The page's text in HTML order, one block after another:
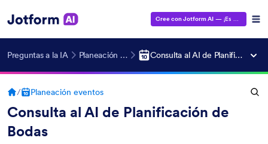
Cree con Jotform AI — ¡Es gratis!
Preguntas a la IA Planeación eventos Consulta al AI de Planificación de Bodas
/ Planeación eventos
Consulta al AI de Planificación de
Bodas